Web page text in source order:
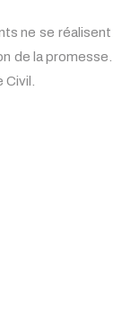
ne se
de la
Civil.